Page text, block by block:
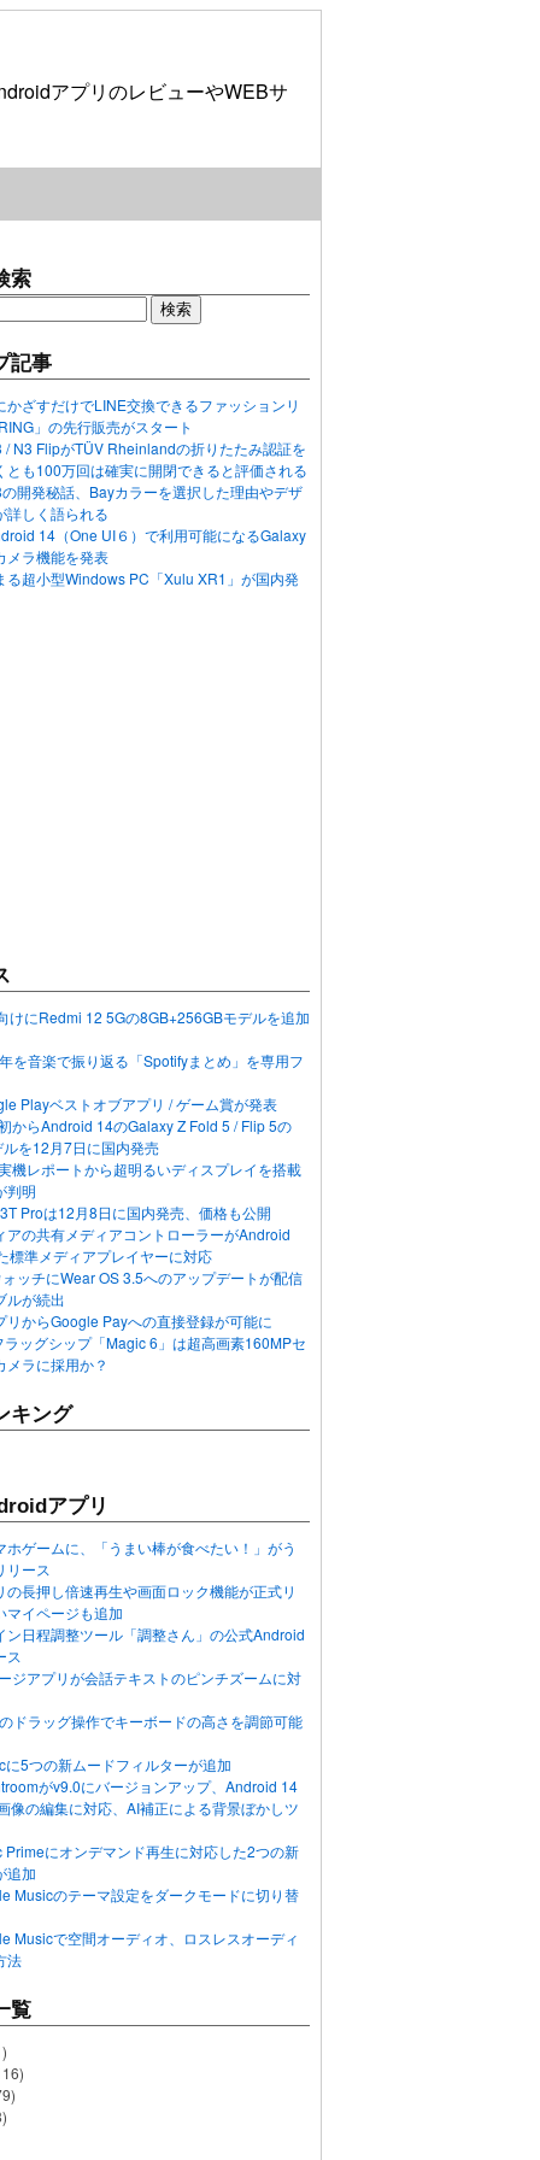
アプリのレビューやWEBサ
索
記事
かざすだけでLINE交換できるファッションリ
」の先行販売がスタート
/ N3 FlipがTÜV Rheinlandの折りたたみ認証を
とも100万回は確実に開閉できると評価される
開発秘話、Bayカラーを選択した理由やデザ
詳しく語られる
14（One UI６）で利用可能になるGalaxy
メラ機能を発表
る超小型Windows PC「Xulu XR1」が国内発
けにRedmi 12 5Gの8GB+256GBモデルを追加
を音楽で振り返る「Spotifyまとめ」を専用フ
Playベストオブアプリ / ゲーム賞が発表
からAndroid 14のGalaxy Z Fold 5 / Flip 5の
を12月7日に国内発売
機レポートから超明るいディスプレイを搭載
判明
Proは12月8日に国内発売、価格も公開
アの共有メディアコントローラーがAndroid
標準メディアプレイヤーに対応
ッチにWear OS 3.5へのアップデートが配信
ルが続出
リからGoogle Payへの直接登録が可能に
ッグシップ「Magic 6」は超高画素160MPセ
メラに採用か？
キング
アプリ
ホゲームに、「うまい棒が食べたい！」がう
リース
の長押し倍速再生や画面ロック機能が正式リ
マイページも追加
ン日程調整ツール「調整さん」の公式Android
ス
ジアプリが会話テキストのピンチズームに対
ドラッグ操作でキーボードの高さを調節可能
に5つの新ムードフィルターが追加
がv9.0にバージョンアップ、Android 14
像の編集に対応、AI補正による背景ぼかしツ
Primeにオンデマンド再生に対応した2つの新
追加
Musicのテーマ設定をダークモードに切り替
Musicで空間オーディオ、ロスレスオーディ
法
覧